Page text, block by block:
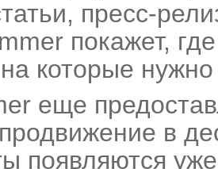
пресс-
покажет,
которые
еще
в
появляются